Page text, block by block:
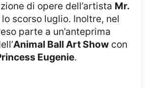
di opere dell’artista Mr.
lo scorso luglio. Inoltre, nel
parte a un’anteprima
Animal Ball Art Show con
Eugenie.